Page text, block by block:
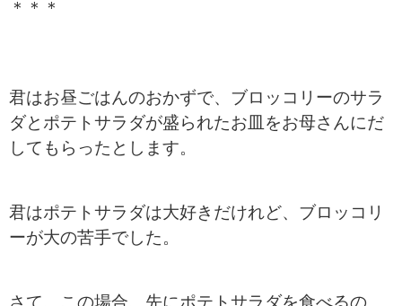
＊＊＊
君はお昼ごはんのおかずで、ブロッコリーのサラ
ダとポテトサラダが盛られたお皿をお母さんにだ
してもらったとします。
君はポテトサラダは大好きだけれど、ブロッコリ
ーが大の苦手でした。
さて、この場合、 先にポテトサラダを食べるの